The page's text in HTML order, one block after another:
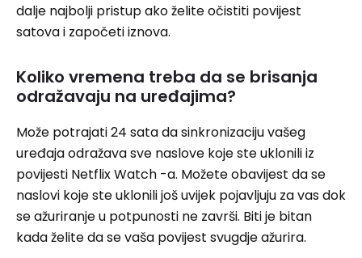
dalje najbolji pristup ako želite očistiti povijest
satova i započeti iznova.
Koliko vremena treba da se brisanja
odražavaju na uređajima?
Može potrajati 24 sata da sinkronizaciju vašeg
uređaja odražava sve naslove koje ste uklonili iz
povijesti Netflix Watch -a. Možete obavijest da se
naslovi koje ste uklonili još uvijek pojavljuju za vas dok
se ažuriranje u potpunosti ne završi. Biti je bitan
kada želite da se vaša povijest svugdje ažurira.